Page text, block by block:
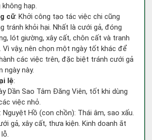
không hạp.
cữ: Khởi công tạo tác việc chi cũng
tránh khỏi hại. Nhất là cưới gả, đóng
lót giường, xây cất, chôn cất và tranh
Vì vậy, nên chọn một ngày tốt khác để
các việc trên, đặc biệt tránh cưới gả
ngày này.
lệ:
Dần Sao Tâm Đăng Viên, tốt khi dùng
việc nhỏ.
Nguyệt Hồ (con chồn): Thái âm, sao xấu.
gả, xây cất, thưa kiện. Kinh doanh ắt